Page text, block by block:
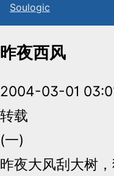
Soulogic
昨夜西风
2004-03-01
转载
(一)
昨夜大风刮大树